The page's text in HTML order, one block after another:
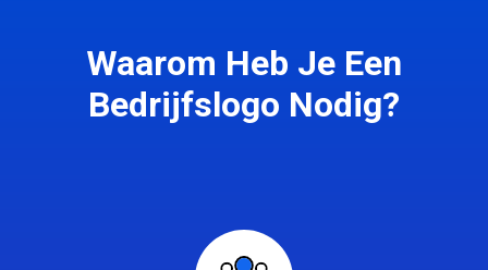
Waarom Heb Je Een
Bedrijfslogo Nodig?